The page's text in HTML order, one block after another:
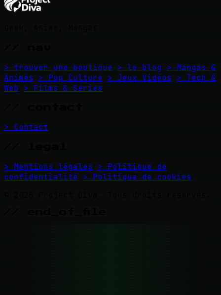
> trouver une boutique > le blog > Mangas &
Animés
> Pop Culture > Jeux Vidéos
> Tech &
Web > Films & Séries
> Contact
> Mentions légales
> Politique de
confidentialité > Politique de cookies